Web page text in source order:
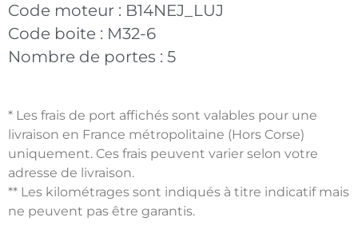
Code moteur : B14NEJ_LUJ
Code boite : M32-6
Nombre de portes : 5
* Les frais de port affichés sont valables pour une
livraison en France métropolitaine (Hors Corse)
uniquement. Ces frais peuvent varier selon votre
adresse de livraison.
** Les kilométrages sont indiqués à titre indicatif mais
ne peuvent pas être garantis.